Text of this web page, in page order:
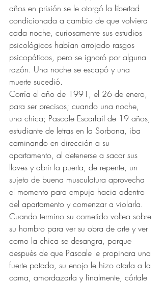
años en prisión se le otorgó la libertad
condicionada a cambio de que volviera
cada noche, curiosamente sus estudios
psicológicos habían arrojado rasgos
psicopáticos, pero se ignoró por alguna
razón. Una noche se escapó y una
muerte sucedió.
Corría el año de 1991, el 26 de enero,
para ser precisos; cuando una noche,
una chica; Pascale Escarfail de 19 años,
estudiante de letras en la Sorbona, iba
caminando en dirección a su
apartamento, al detenerse a sacar sus
llaves y abrir la puerta, de repente, un
sujeto de buena musculatura aprovecha
el momento para empuja hacia adentro
del apartamento y comenzar a violarla.
Cuando termino su cometido voltea sobre
su hombro para ver su obra de arte y ver
como la chica se desangra, porque
después de que Pascale le propinara una
fuerte patada, su enojo le hizo atarla a la
cama, amordazarla y finalmente, córtale